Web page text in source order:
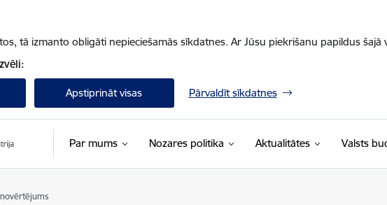
tā izmanto obligāti nepieciešamās sīkdatnes. Ar Jūsu piekrišanu papildus
Apstiprināt visas Pārvaldīt sīkdatnes
Par mums Nozares politika Aktualitātes Valsts